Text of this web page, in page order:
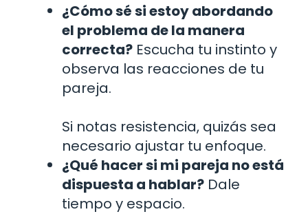
¿Cómo sé si estoy abordando
el problema de la manera
correcta? Escucha tu instinto y
observa las reacciones de tu
pareja.
Si notas resistencia, quizás sea
necesario ajustar tu enfoque.
¿Qué hacer si mi pareja no está
dispuesta a hablar? Dale
tiempo y espacio.